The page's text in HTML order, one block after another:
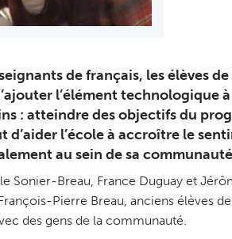
de français, les élèves
l’élément technologique
: atteindre des objectifs du
l’école à accroître le
au sein de sa
Sonier-Breau, France Duguay et
Pierre Breau, anciens élèves
des gens de la communauté.